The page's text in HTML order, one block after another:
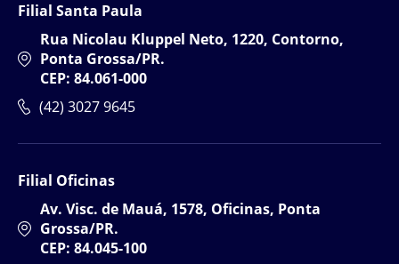
Filial Santa Paula
Rua Nicolau Kluppel Neto, 1220, Contorno,
Ponta Grossa/PR.
CEP: 84.061-000
(42) 3027 9645
Filial Oficinas
Av. Visc. de Mauá, 1578, Oficinas, Ponta
Grossa/PR.
CEP: 84.045-100